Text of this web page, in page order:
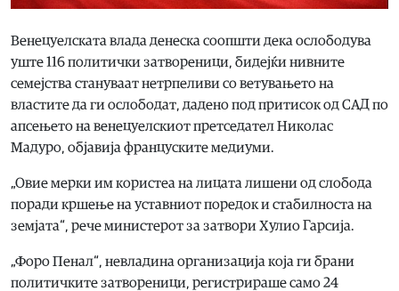
Венецуелската влада денеска соопшти дека ослободува
уште 116 политички затвореници, бидејќи нивните
семејства стануваат нетрпеливи со ветувањето на
властите да ги ослободат, дадено под притисок од САД по
апсењето на венецуелскиот претседател Николас
Мадуро, објавија француските медиуми.
„Овие мерки им користеа на лицата лишени од слобода
поради кршење на уставниот поредок и стабилноста на
земјата“, рече министерот за затвори Хулио Гарсија.
„Форо Пенал“, невладина организација која ги брани
политичките затвореници, регистрираше само 24